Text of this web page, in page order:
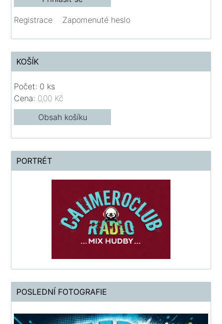
Registrace Zapomenuté heslo
KOŠÍK
Počet: 0 ks
Cena: 0,00 Kč
Obsah košíku
PORTRÉT
POSLEDNÍ FOTOGRAFIE